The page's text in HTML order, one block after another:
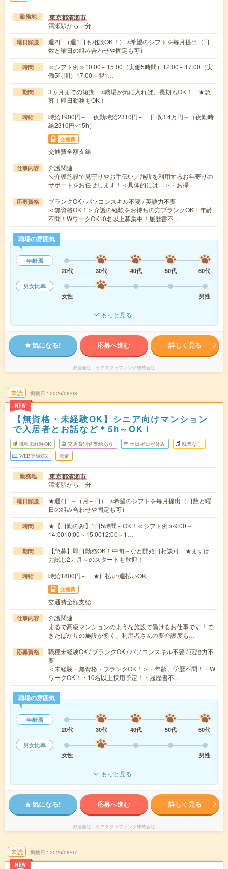
勤務地 東京都清瀬市
清瀬駅から---分
曜日頻度
週2日（週1日も相談OK！） ※希望のシフトを毎月提出（日
数と曜日の組み合わせや固定も可）
時間
≪シフト例≫10:00～15:00（実働5時間）12:00～17:00（実
働5時間）17:00～翌1…
期間
3ヵ月までの短期 ※職場が気に入れば、長期もOK！ ★急
募！即日勤務もOK！
時給
時給1900円～ 夜勤時給2310円～ 日収3.4万円～（夜勤時
給2310円×15h）
交通費
交通費全額支給
仕事内容
介護関連
＼介護施設で見守りやお手伝い／施設を利用するお年寄りの
サポートをお任せします！＜具体的には…＞・お掃…
応募資格
ブランクOK / パソコンスキル不要 / 英語力不要
＜無資格OK！＞介護の経験をお持ちの方ブランクOK・年齢
不問！WワークOK10名以上募集中！履歴書不…
職場の雰囲気
年齢層
20代
30代 40代 50代
60代
男女比率
女性
男性
もっと見る
気になる! 応募へ進む 詳しく見る
派遣会社 ケアスタッフィング株式会社
未読
NEW
掲載日 2026/08/08
【無資格・未経験OK】シニア向けマンション
で入居者とお話など＊5h～OK！
職種未経験OK 交通費別途支給あり 土日祝日が休み 残業なし
WEB登録OK 派遣
勤務地 東京都清瀬市
清瀬駅から---分
曜日頻度
★週4日～（月～日） ※希望のシフトを毎月提出（日数と曜
日の組み合わせや固定も可）
時間
★【日勤のみ】1日5時間～OK！≪シフト例≫9:00～
14:0010:00～15:0012:00～1…
期間
【急募】即日勤務OK！中旬～など開始日相談可 ★まずは
お試し2カ月～のスタートも歓迎！
時給 時給1800円～ ★日払い/週払いOK
交通費
交通費全額支給
仕事内容
介護関連
まるで高級マンションのような施設で働けるお仕事です！で
きたばかりの施設が多く、利用者さんの要介護度も…
応募資格
職種未経験OK / ブランクOK / パソコンスキル不要 / 英語力不
要
＜未経験・無資格・ブランクOK！＞・年齢、学歴不問！・W
ワークOK！・10名以上採用予定！・履歴書不…
職場の雰囲気
年齢層
20代
30代 40代 50代
60代
男女比率
女性
男性
もっと見る
気になる! 応募へ進む 詳しく見る
派遣会社 ケアスタッフィング株式会社
未読
NEW
掲載日 2026/08/07